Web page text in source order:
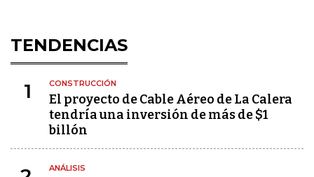
TENDENCIAS
1 CONSTRUCCIÓN
El proyecto de Cable Aéreo de La Calera
tendría una inversión de más de $1
billón
ANÁLISIS